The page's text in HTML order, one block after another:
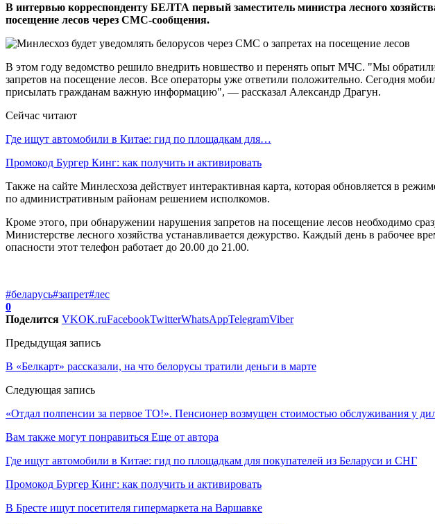
В интервью корреспонденту БЕЛТА первый заместитель министра лесного
посещение лесов через СМС-сообщения.
В этом году ведомство решило внедрить новшество и перенять опыт МЧС. "Мы
запретов на посещение лесов. Все операторы уже ответили положительно. Сегодня
присылать гражданам важную информацию", — рассказал Александр Драгун.
Сейчас читают
Где ищут автомобили в Китае: гид по площадкам для…
Промокод Бургер Кинг: как получить и активировать
Также на сайте Минлесхоза действует интерактивная карта, которая обновляется в
по административным районам решением исполкомов.
Кроме этого, при обнаружении нарушения запретов на посещение лесов необходимо
Министерстве лесного хозяйства устанавливается дежурство. Каждый день в рабочее
опасности этот телефон работает до 20.00 до 21.00.
#беларусь#запрет#лес
0
Поделится VKOK.ruFacebookTwitterWhatsAppTelegramViber
Предыдущая запись
В «Белкарт» рассказали, на что белорусы тратили деньги в марте
Следующая запись
«Отдал полпенсии за первое ТО!». Пенсионер возмущен стоимостью обслуживания у
Вам также могут понравиться Еще от автора
Где ищут автомобили в Китае: гид по площадкам для покупателей из Беларуси и СНГ
Промокод Бургер Кинг: как получить и активировать
В Бресте ищут посетителя гипермаркета на Варшавке